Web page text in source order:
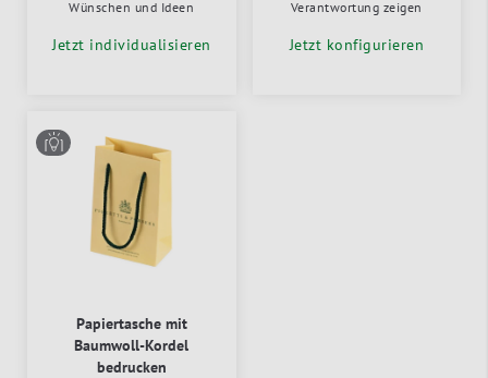
Wünschen und Ideen
Jetzt individualisieren
Verantwortung zeigen
Jetzt konfigurieren
Papiertasche mit
Baumwoll-Kordel
bedrucken